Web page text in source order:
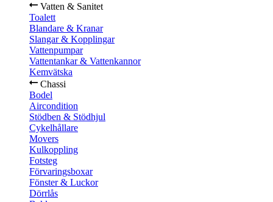
Vatten & Sanitet
Toalett
Blandare & Kranar
Slangar & Kopplingar
Vattenpumpar
Vattentankar & Vattenkannor
Kemvätska
Chassi
Bodel
Aircondition
Stödben & Stödhjul
Cykelhållare
Movers
Kulkoppling
Fotsteg
Förvaringsboxar
Fönster & Luckor
Dörrlås